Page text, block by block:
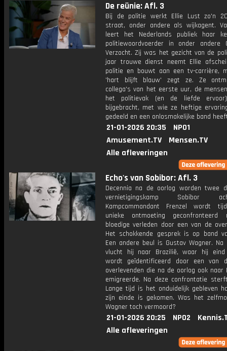
De reünie: Afl. 3
Bij de politie werkt Ellie Lust zo'n
straat, onder andere als wijkagent.
leert het Nederlands publiek haar
politiewoordvoerder in onder andere
Verzocht. Zij was het gezicht van de
jaar trouwe dienst neemt Ellie
politie en bouwt aan een tv-carrière,
'hart blijft blauw' zegt ze. Ze
collega's van het eerste uur, de
het politievak (en de liefde
bijgebracht, met wie ze heftige
gedeeld en een onlosmakelijke band
21-01-2026 20:35
NPO1
Amusement.TV
Mensen.TV
Alle afleveringen
Echo's van Sobibor: Afl. 3
Decennia na de oorlog worden twee
vernietigingskamp Sobibor
Kampcommandant Frenzel wordt
unieke ontmoeting
bloedige verleden door een van de
Het schokkende gesprek is op band
Een andere beul is Gustav Wagner. Na
vlucht hij naar Brazilië, waar hij
wordt geïdentificeerd door een van
overlevenden die na de oorlog ook naar
emigreerde. Na deze confrontatie
Lange tijd is het onduidelijk gebleven
zijn einde is gekomen. Was het
Wagner toch vermoord?
21-01-2026 20:25 NPO2
Alle afleveringen